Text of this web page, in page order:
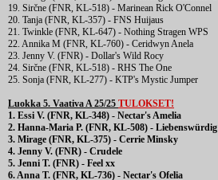
19. Sirčne (FNR, KL-518) - Marinean Rick O'Connel
20. Tanja (FNR, KL-357) - FNS Huijaus
21. Twinkle (FNR, KL-647) - Nothing Stragen WPS
22. Annika M (FNR, KL-760) - Ceridwyn Anela
23. Jenny V. (FNR) - Dollar's Wild Rocy
24. Sirčne (FNR, KL-518) - RHS The One
25. Sonja (FNR, KL-277) - KTP's Mystic Jumper
Luokka 5. Vaativa A 25/25 TULOKSET!
1. Essi V. (FNR, KL-348) - Nectar's Amelia
2. Hanna-Maria P. (FNR, KL-508) - Liebenswürdig
3. Mirage (FNR, KL-375) - Cerrie Minsky
4. Jenny V. (FNR) - Crudele
5. Jenni T. (FNR) - Feel xx
6. Anna T. (FNR, KL-736) - Nectar's Ofelia